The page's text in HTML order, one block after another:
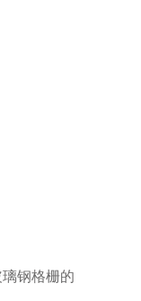
钢格栅的